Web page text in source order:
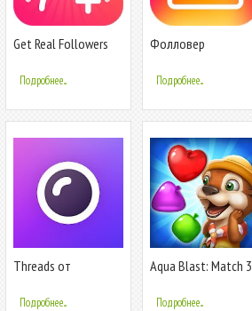
Get Real Followers
tag
Подробнее...
Фолловер
Instagram
Подробнее...
Threads от
Подробнее...
Aqua Blast: Match 3
Подробнее...